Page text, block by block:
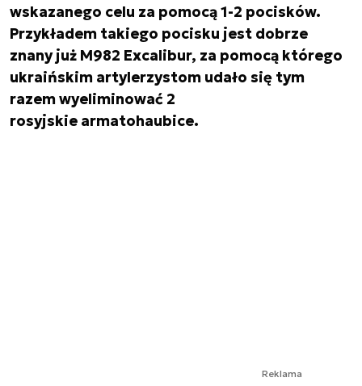
wskazanego celu za pomocą 1-2 pocisków.
Przykładem takiego pocisku jest dobrze
znany już M982 Excalibur, za pomocą którego
ukraińskim artylerzystom udało się tym
razem wyeliminować 2
rosyjskie armatohaubice.
Reklama